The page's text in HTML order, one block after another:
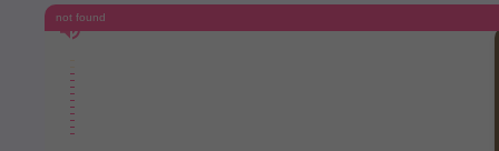
not found